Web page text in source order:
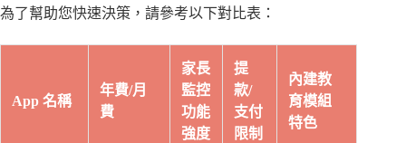
為了幫助您快速決策，請參考以下對比表：
App 名稱
年費/月
費
家長
監控
功能
強度
提
款/
支付
限制
內建教
育模組
特色